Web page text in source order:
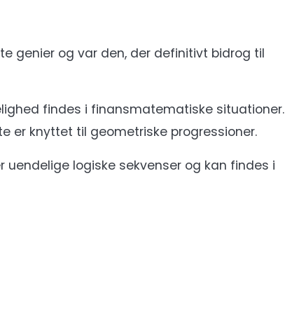
genier og var den, der definitivt bidrog til
findes i finansmatematiske situationer.
er knyttet til geometriske progressioner.
logiske sekvenser og kan findes i